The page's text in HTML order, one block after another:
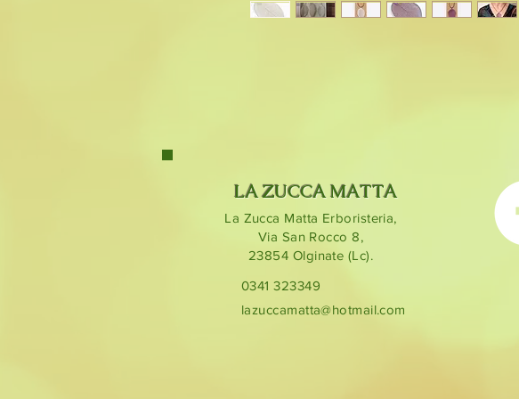
LA ZUCCA MATTA
La Zucca Matta Erboristeria,
Via San Rocco 8,
23854 Olginate (Lc).
0341 323349
lazuccamatta@hotmail.com